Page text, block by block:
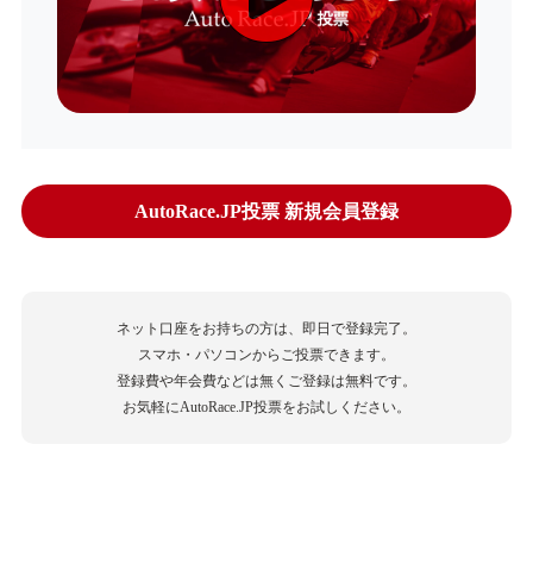
AutoRace.JP投票 新規会員登録
ネット口座をお持ちの方は、即日で登録完了。
スマホ・パソコンからご投票できます。
登録費や年会費などは無くご登録は無料です。
お気軽にAutoRace.JP投票をお試しください。